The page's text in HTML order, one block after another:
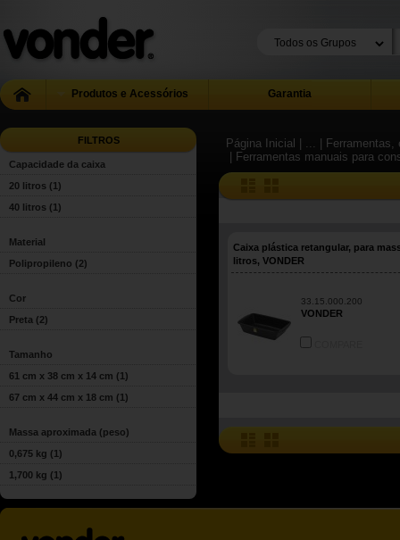
Produtos e Acessórios Garantia
FILTROS
Capacidade da caixa
20 litros (1)
40 litros (1)
Material
Polipropileno (2)
Cor
Preta (2)
Tamanho
61 cm x 38 cm x 14 cm (1)
67 cm x 44 cm x 18 cm (1)
Massa aproximada (peso)
0,675 kg (1)
1,700 kg (1)
Página Inicial | ...
|
| Ferramentas manuais para
Caixa plástica retangular, para
litros, VONDER
33.15.000.200
VONDER